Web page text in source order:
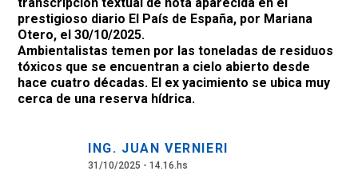
prestigioso diario El País de España, por Mariana
Otero, el 30/10/2025.
Ambientalistas temen por las toneladas de residuos
tóxicos que se encuentran a cielo abierto desde
hace cuatro décadas. El ex yacimiento se ubica muy
cerca de una reserva hídrica.
ING. JUAN VERNIERI
31/10/2025 - 14.16.hs